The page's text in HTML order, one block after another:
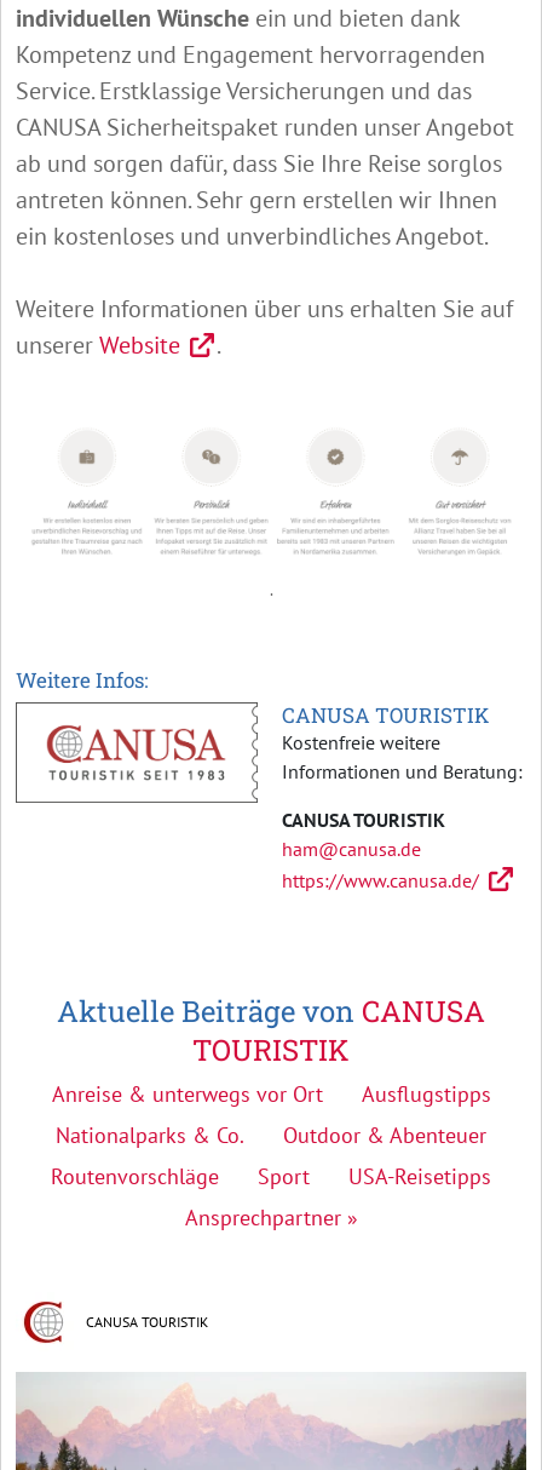
individuellen Wünsche ein und bieten dank
Kompetenz und Engagement hervorragenden
Service. Erstklassige Versicherungen und das
CANUSA Sicherheitspaket runden unser Angebot
ab und sorgen dafür, dass Sie Ihre Reise sorglos
antreten können. Sehr gern erstellen wir Ihnen
ein kostenloses und unverbindliches Angebot.
Weitere Informationen über uns erhalten Sie auf
unsererWebsite .
.
Weitere Infos:
CANUSA TOURISTIK
Kostenfreie weitere
Informationen und Beratung:
CANUSA TOURISTIK
ham@canusa.de
https://www.canusa.de/
Aktuelle Beiträge von CANUSA
TOURISTIK
Anreise & unterwegs vor Ort
Ausflugstipps
Nationalparks & Co.
Outdoor & Abenteuer
Routenvorschläge
Sport
USA-Reisetipps
Ansprechpartner »
CANUSA TOURISTIK